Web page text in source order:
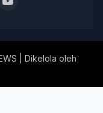
| Dikelola oleh